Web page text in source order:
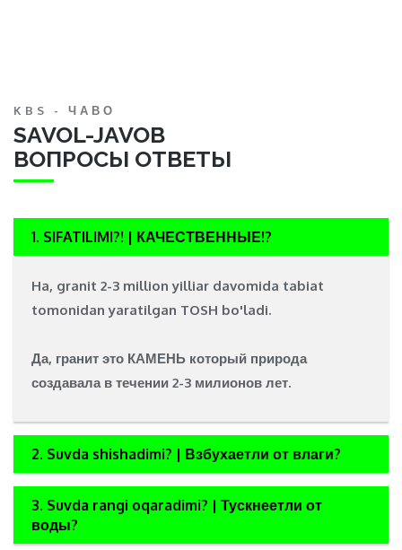
KBS - ЧАВО
SAVOL-JAVOB
ВОПРОСЫ ОТВЕТЫ
1. SIFATILIMI?! | КАЧЕСТВЕННЫЕ!?
Ha, granit 2-3 million yilliar davomida tabiat
tomonidan yaratilgan TOSH bo'ladi.
Да, гранит это КАМЕНЬ который природа
создавала в течении 2-3 милионов лет.
2. Suvda shishadimi? | Взбухаетли от влаги?
3. Suvda rangi oqaradimi? | Тускнеетли от
воды?